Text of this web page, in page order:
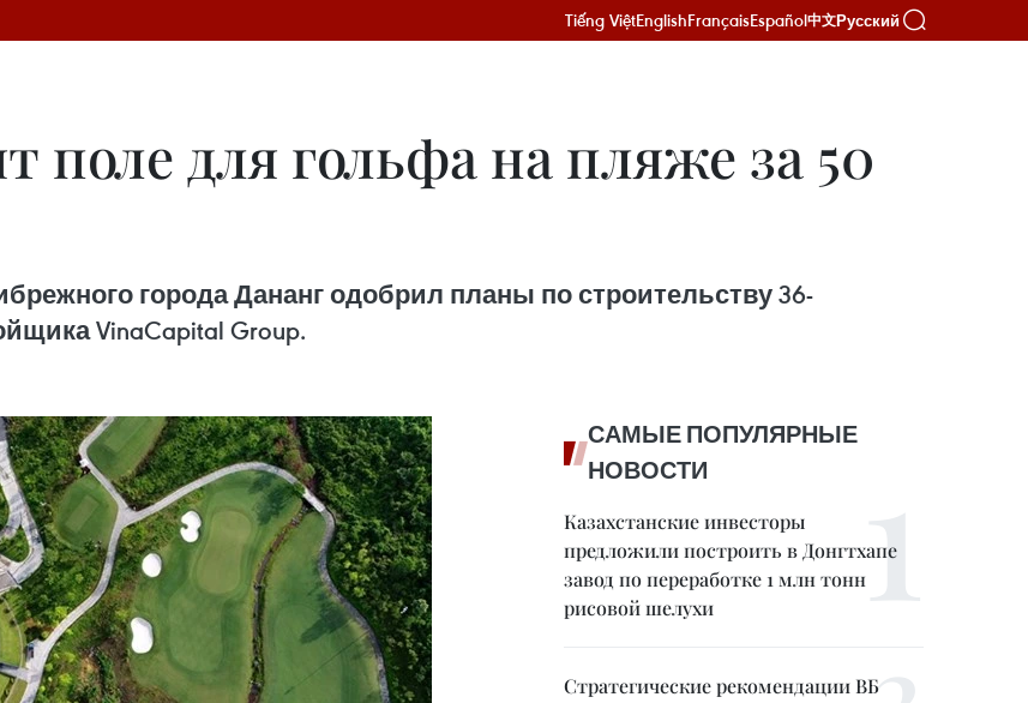
Tiếng ViệtEnglishFrançaisEspañol中文Русский
поле для гольфа на пляже за 50
города Дананг одобрил планы по строительству 36-
VinaCapital Group.
САМЫЕ ПОПУЛЯРНЫЕ
НОВОСТИ
Казахстанские инвесторы
предложили построить в Донгтхапе
завод по переработке 1 млн тонн
рисовой шелухи
Стратегические рекомендации ВБ